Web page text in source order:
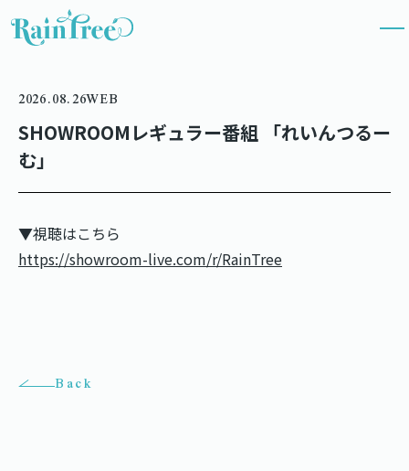
2026.08.26WEB
SHOWROOMレギュラー番組 「れいんつるー
む」
▼視聴はこちら
https://showroom-live.com/r/RainTree
Back